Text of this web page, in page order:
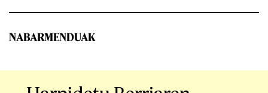
NABARMENDUAK